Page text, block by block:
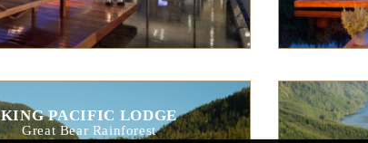
KING PACIFIC LODGE
Great Bear Rainforest